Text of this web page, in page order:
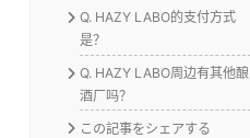
Q. HAZY LABO的支付方式
是？
Q. HAZY LABO周边有其他酿
酒厂吗？
この記事をシェアする